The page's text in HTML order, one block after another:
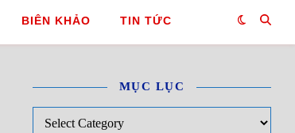
BIÊN KHẢO TIN TỨC
MỤC LỤC